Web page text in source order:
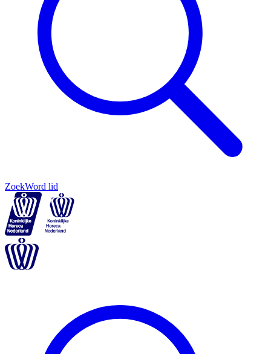
ZoekWord lid